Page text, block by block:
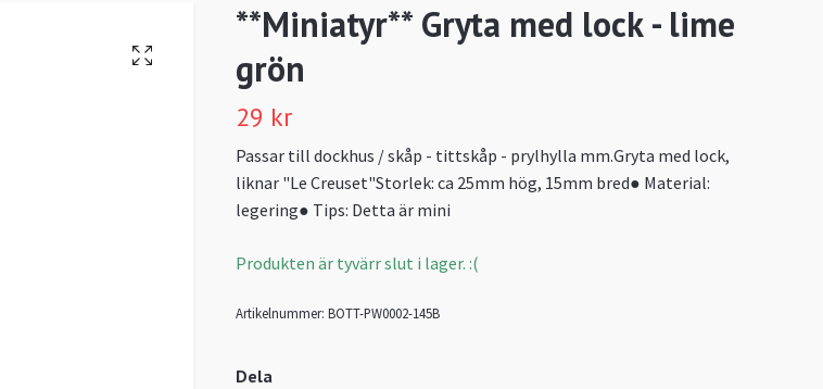
**Miniatyr** Gryta med lock - lime
grön
29 kr
Passar till dockhus / skåp - tittskåp - prylhylla mm.Gryta med lock,
liknar "Le Creuset"Storlek: ca 25mm hög, 15mm bred● Material:
legering● Tips: Detta är mini
Produkten är tyvärr slut i lager. :(
Artikelnummer: BOTT-PW0002-145B
Dela